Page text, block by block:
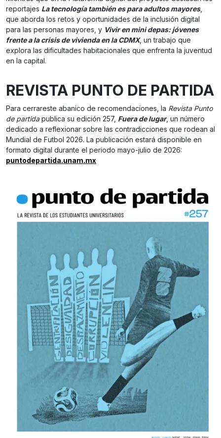
reportajes La tecnología también es para adultos mayores,
que aborda los retos y oportunidades de la inclusión digital
para las personas mayores, y Vivir en mini depas: jóvenes
frente a la crisis de vivienda en la CDMX, un trabajo que
explora las dificultades habitacionales que enfrenta la juventud
en la capital.
REVISTA PUNTO DE PARTIDA
Para cerrareste abanico de recomendaciones, la Revista Punto
de partidapublica su edición 257, Fuera de lugar, un número
dedicado a reflexionar sobre las contradicciones que rodean al
Mundial de Futbol 2026. La publicación estará disponible en
formato digital durante el periodo mayo-julio de 2026:
puntodepartida.unam.mx